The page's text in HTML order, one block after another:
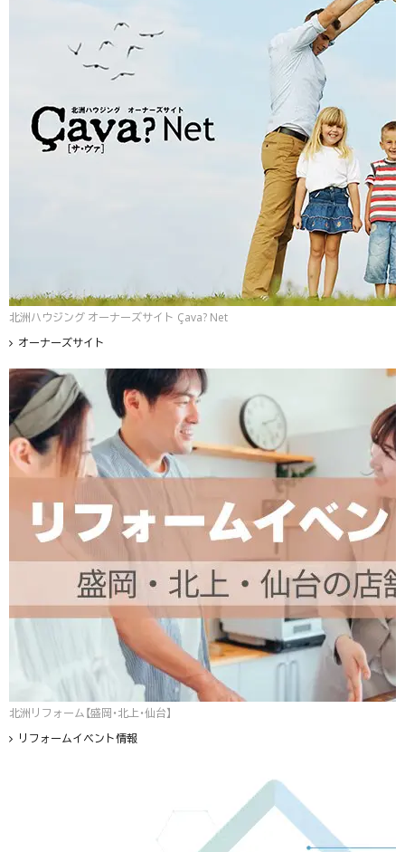
北洲ハウジング オーナーズサイト Çava? Net
オーナーズサイト
北洲リフォーム【盛岡・北上・仙台】
リフォームイベント情報